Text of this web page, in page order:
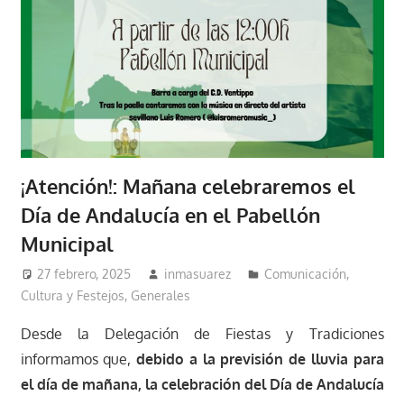
¡Atención!: Mañana celebraremos el
Día de Andalucía en el Pabellón
Municipal
27 febrero, 2025 inmasuarez Comunicación,
Cultura y Festejos, Generales
Desde la Delegación de Fiestas y Tradiciones
informamos que, debido a la previsión de lluvia para
el día de mañana, la celebración del Día de Andalucía